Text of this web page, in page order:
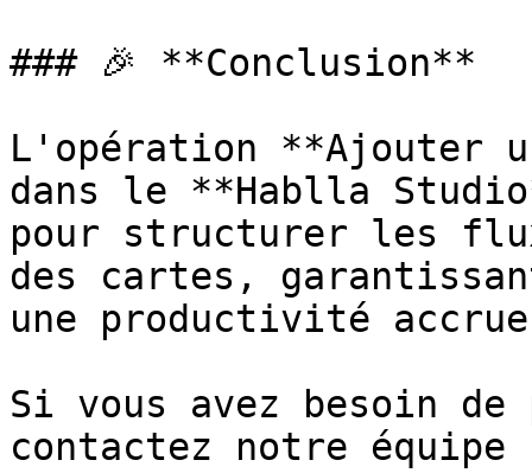
### 🎉 **Conclusion**
L'opération **Ajouter
dans le **Hablla
pour structurer les
des cartes,
une productivité
Si vous avez besoin
contactez notre équipe